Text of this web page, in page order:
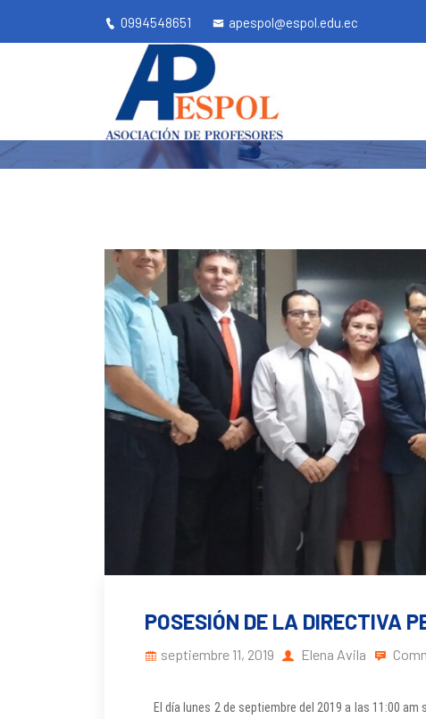
0994548651 apespol@espol.edu.ec
POSESIÓN DE LA DIRECTIVA
septiembre 11, 2019 Elena Avila
El día lunes 2 de septiembre del 2019 a las 11:00